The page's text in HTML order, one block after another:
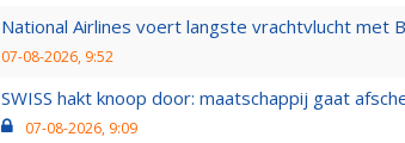
National Airlines voert langste vrachtvlucht met
07-08-2026, 9:52
SWISS hakt knoop door: maatschappij gaat
07-08-2026, 9:09